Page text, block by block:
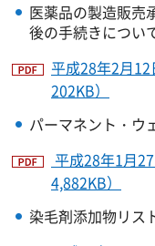
医薬品の製造販売
後の手続きについ
平成28年2月12
202KB）
パーマネント・ウ
平成28年1月
4,882KB）
染毛剤添加物リス